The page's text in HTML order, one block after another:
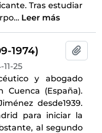
Tras estudiar
… Leer más
1974)
25
y abogado
Cuenca (España).
desde1939.
para iniciar la
al segundo